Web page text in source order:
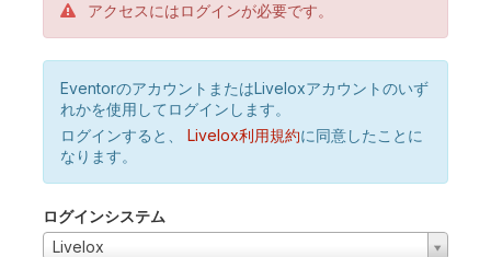
アクセスにはログインが必要です。
EventorのアカウントまたはLiveloxアカウントのいず
れかを使用してログインします。
ログインすると、
Livelox利用規約に同意したことに
なります。
ログインシステム
Livelox